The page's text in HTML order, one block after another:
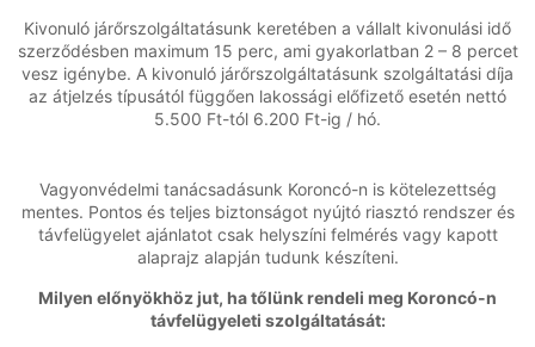
Kivonuló járőrszolgáltatásunk keretében a vállalt kivonulási idő
szerződésben maximum 15 perc, ami gyakorlatban 2 – 8 percet
vesz igénybe. A kivonuló járőrszolgáltatásunk szolgáltatási díja
az átjelzés típusától függően lakossági előfizető esetén nettó
5.500 Ft-tól 6.200 Ft-ig / hó.
Vagyonvédelmi tanácsadásunk Koroncó-n is kötelezettség
mentes. Pontos és teljes biztonságot nyújtó riasztó rendszer és
távfelügyelet ajánlatot csak helyszíni felmérés vagy kapott
alaprajz alapján tudunk készíteni.
Milyen előnyökhöz jut, ha tőlünk rendeli meg Koroncó-n
távfelügyeleti szolgáltatását: